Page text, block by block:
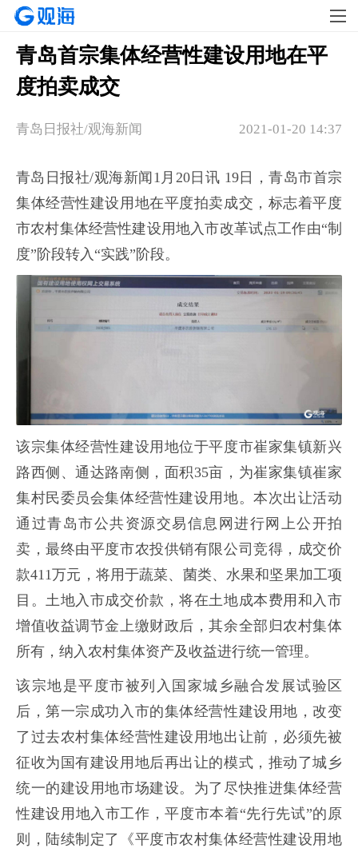
青岛首宗集体经营性建设用地在平
度拍卖成交
2021-01-20 14:37
青岛日报社/观海新闻
青岛日报社/观海新闻1月20日讯 19日，青岛市首宗
集体经营性建设用地在平度拍卖成交，标志着平度
市农村集体经营性建设用地入市改革试点工作由“制
度”阶段转入“实践”阶段。
该宗集体经营性建设用地位于平度市崔家集镇新兴
路西侧、通达路南侧，面积35亩，为崔家集镇崔家
集村民委员会集体经营性建设用地。本次出让活动
通过青岛市公共资源交易信息网进行网上公开拍
卖，最终由平度市农投供销有限公司竞得，成交价
款411万元，将用于蔬菜、菌类、水果和坚果加工项
目。土地入市成交价款，将在土地成本费用和入市
增值收益调节金上缴财政后，其余全部归农村集体
所有，纳入农村集体资产及收益进行统一管理。
该宗地是平度市被列入国家城乡融合发展试验区
后，第一宗成功入市的集体经营性建设用地，改变
了过去农村集体经营性建设用地出让前，必须先被
征收为国有建设用地后再出让的模式，推动了城乡
统一的建设用地市场建设。为了尽快推进集体经营
性建设用地入市工作，平度市本着“先行先试”的原
则，陆续制定了《平度市农村集体经营性建设用地